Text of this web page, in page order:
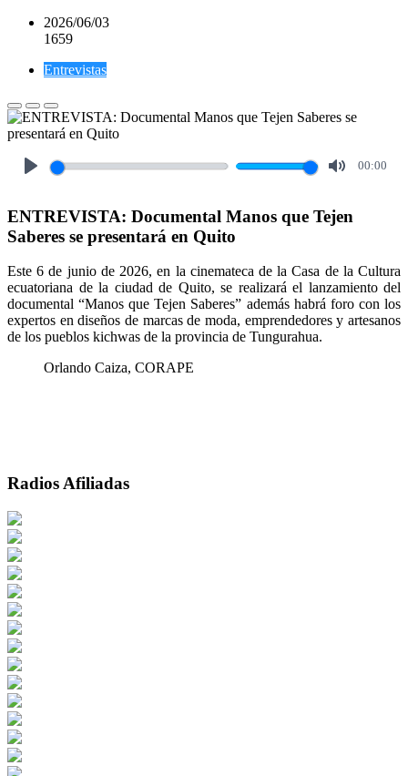
2026/06/03
1659
Entrevistas
00:00
ENTREVISTA: Documental Manos que Tejen
Saberes se presentará en Quito
Este 6 de junio de 2026, en la cinemateca de la Casa de la Cultura
ecuatoriana de la ciudad de Quito, se realizará el lanzamiento del
documental “Manos que Tejen Saberes” además habrá foro con los
expertos en diseños de marcas de moda, emprendedores y artesanos
de los pueblos kichwas de la provincia de Tungurahua.
Orlando Caiza, CORAPE
Radios Afiliadas